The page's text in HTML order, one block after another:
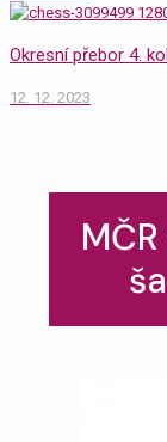
Okresní přebor 4.
12. 12. 2023